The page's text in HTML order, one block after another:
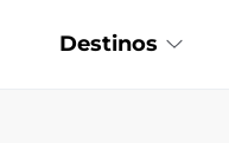
Destinos